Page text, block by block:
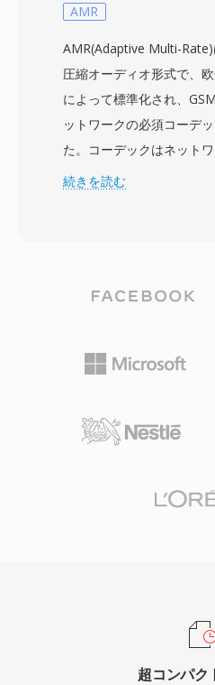
MPEG-4 Visual、AC-3、
レッシブダウンロードお
ーミング用のストリーミ
マーカー、複数のオーデ
タデータタグ、埋め込み
度な機能をサポートして
造と幅広いコーデックサ
となっています。MP4内
ビデオはすべての主要
のユニバーサルベースラ
と、搭載する最新コーデ
わせることで、帯域幅に
ァイルサイズで高品質な
AMR
AMR(Adaptive Multi-
圧縮オーディオ形式で、
によって標準化され、
ットワークの必須コーデ
た。コーデックはネット
レベルに応じて、4.75から
仕様で定義されており、
コーデックの一つです。
— 12.2 kbpsでのAMRオー
のボイスメモ、ボイスメ
無音時の伝送を削減しま
続きを読む
超コンパク